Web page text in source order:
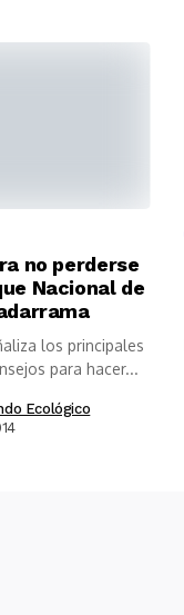
no perderse
Nacional de
los principales
para hacer...
Ecológico